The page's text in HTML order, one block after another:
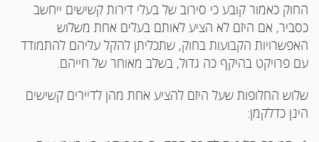
החוק כאמור קובע כי סירוב של בעלי דירות קשישים ייחשב
כסביר, אם היזם לא הציע לאותם בעלים אחת משלוש
האפשרויות הקבועות בחוק, שתכליתן להקל עליהם להתמודד
עם פרויקט בהיקף כה גדול, בשלב מאוחר של חייהם.
שלוש החלופות שעל היזם להציע אחת מהן לדיירים קשישים
הינן כדלקמן: